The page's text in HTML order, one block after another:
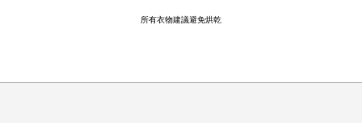
所有衣物建議避免烘乾